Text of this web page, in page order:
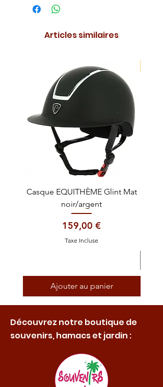
Articles similaires
Casque EQUITHÈME Glint Mat
noir/argent
Prix
159,00 €
Taxe Incluse
Ajouter au panier
Découvrez notre boutique de
souvenirs, hamacs et jardin :